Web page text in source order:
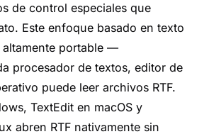
de control especiales que
Este enfoque basado en texto
altamente portable —
procesador de textos, editor de
puede leer archivos RTF.
TextEdit en macOS y
abren RTF nativamente sin